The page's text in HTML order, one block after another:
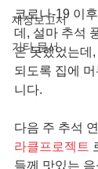
재정보고서
기타 문서
코로나-19 이
데, 설마 추석
은 못했었는데
되도록 집에
니다.
다음 주 추석
라클프로젝트
들께 맛있는